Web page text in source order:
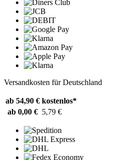
Versandkosten für Deutschland
ab 54,90 € kostenlos*
ab 0,00 € 5,79 €